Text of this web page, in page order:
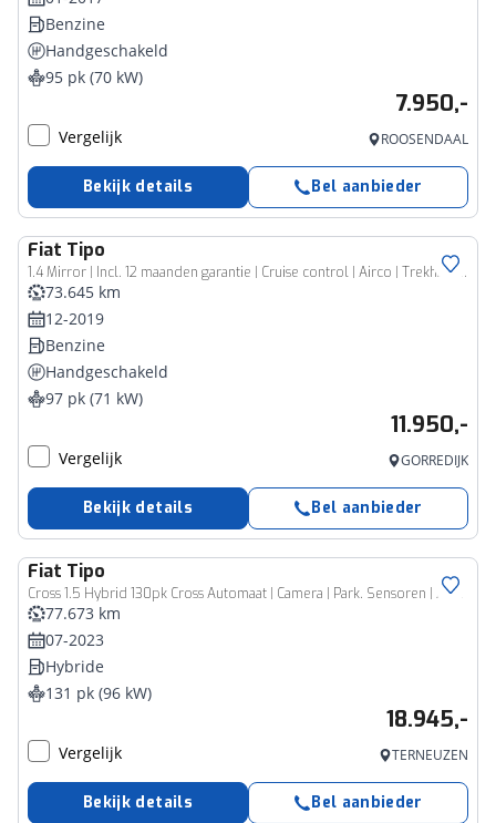
Benzine
Handgeschakeld
95 pk (70 kW)
7.950,-
Vergelijk ROOSENDAAL
Bekijk details Bel aanbieder
Fiat Tipo
1.4 Mirror | Incl. 12 maanden garantie | Cruise control | Airco | Trekhaak | DAB radio | navigatie | Bluetooth | Parkeercamera |
73.645 km
12-2019
Benzine
Handgeschakeld
97 pk (71 kW)
11.950,-
Vergelijk GORREDIJK
Bekijk details Bel aanbieder
Fiat Tipo
Cross 1.5 Hybrid 130pk Cross Automaat | Camera | Park. Sensoren | Apple/Android | ACC
77.673 km
07-2023
Hybride
131 pk (96 kW)
18.945,-
Vergelijk TERNEUZEN
Bekijk details Bel aanbieder